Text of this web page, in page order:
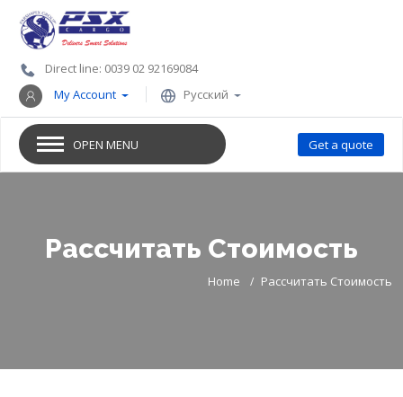
Direct line: 0039 02 92169084
My Account
Русский
OPEN MENU Get a quote
Рассчитать Стоимость
Home Рассчитать Стоимость